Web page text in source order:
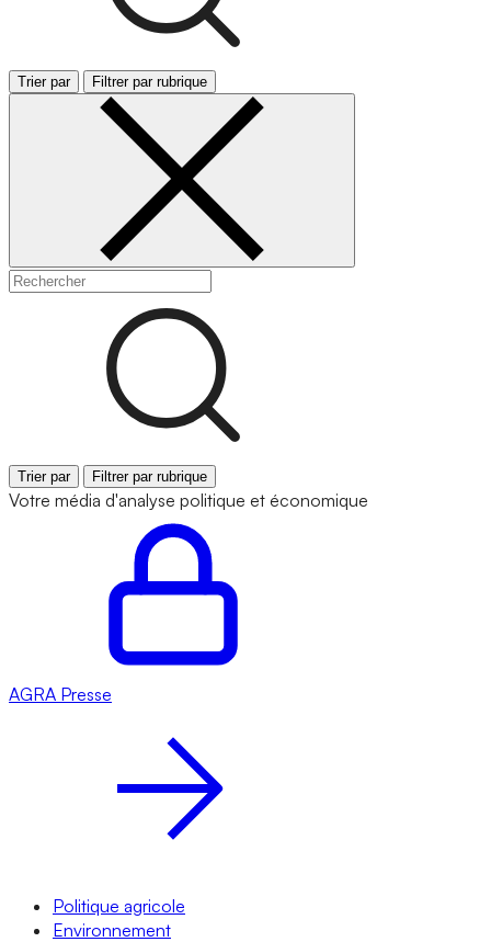
Trier par Filtrer par rubrique
Trier par Filtrer par rubrique
Votre média d'analyse politique et économique
AGRA Presse
Politique agricole
Environnement